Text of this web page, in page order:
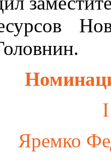
Яремко